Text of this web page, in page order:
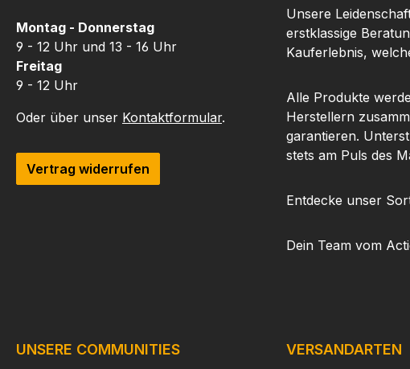
Unsere
erstklassige
Kauferlebnis,
Alle Produkte
Herstellern
garantieren.
stets am Puls des
Entdecke unser
Dein Team vom
Montag - Donnerstag
9 - 12 Uhr und 13 - 16 Uhr
Freitag
9 - 12 Uhr
Oder über unser Kontaktformular.
Vertrag widerrufen
UNSERE COMMUNITIES VERSANDARTEN